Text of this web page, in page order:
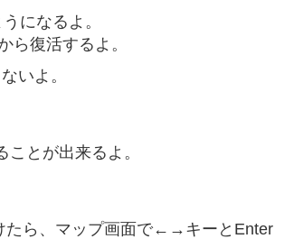
になるよ。
ら復活するよ。
いよ。
ことが出来るよ。
たら、マップ画面で←→キーとEnter